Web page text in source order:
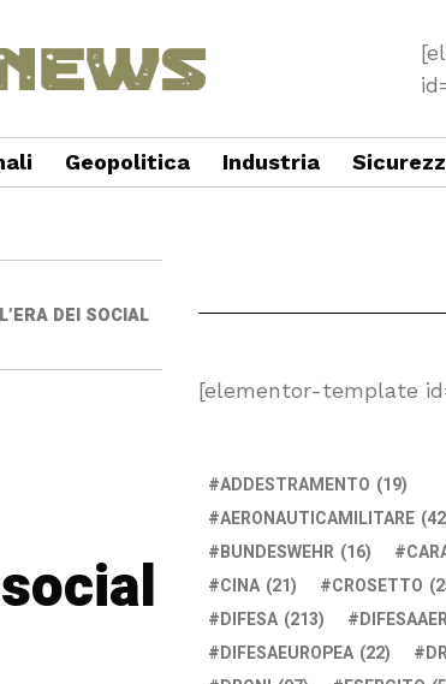
Geopolitica Industria
DEI SOCIAL
[elementor-template
ADDESTRAMENTO (19)
AERONAUTICAMILITARE
BUNDESWEHR (16)
CINA (21) CROSETTO
DIFESA (213)
DIFESAEUROPEA (22)